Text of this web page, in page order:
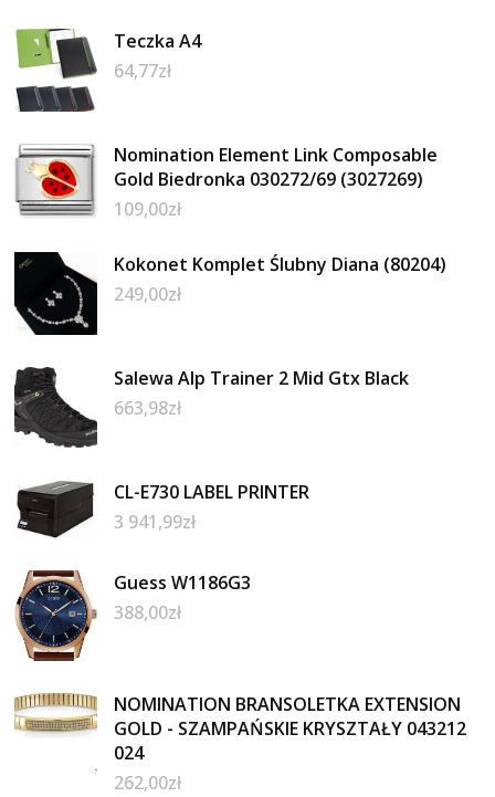
Teczka A4
64,77zł
Nomination Element Link Composable
Gold Biedronka 030272/69 (3027269)
109,00zł
Kokonet Komplet Ślubny Diana (80204)
249,00zł
Salewa Alp Trainer 2 Mid Gtx Black
663,98zł
CL-E730 LABEL PRINTER
3 941,99zł
Guess W1186G3
388,00zł
NOMINATION BRANSOLETKA EXTENSION
GOLD - SZAMPAŃSKIE KRYSZTAŁY 043212
024
262,00zł